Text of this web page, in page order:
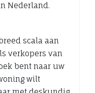
Nederland.
scala aan
verkopers van
bent naar uw
wilt